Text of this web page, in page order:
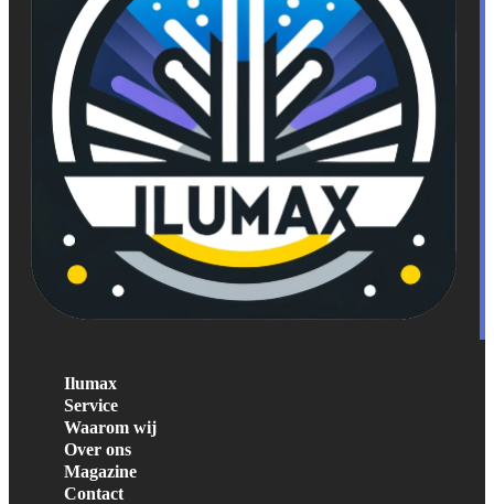
Ilumax
Service
Waarom wij
Over ons
Magazine
Contact